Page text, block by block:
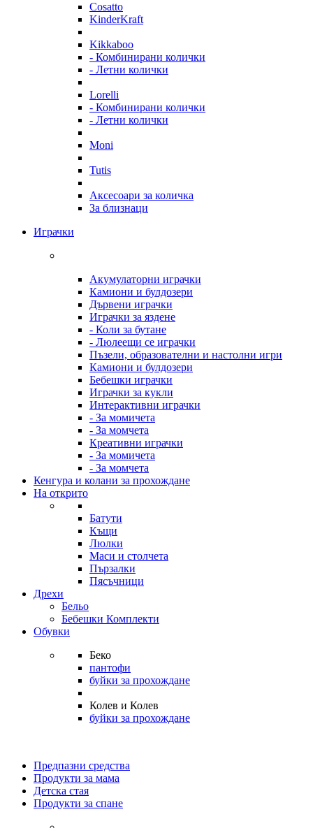
Cosatto
KinderKraft
Kikkaboo
- Комбинирани колички
- Летни колички
Lorelli
- Комбинирани колички
- Летни колички
Moni
Tutis
Аксесоари за количка
За близнаци
Играчки
Акумулаторни играчки
Камиони и булдозери
Дървени играчки
Играчки за яздене
- Коли за бутане
- Люлеещи се играчки
Пъзели, образователни и настолни игри
Камиони и булдозери
Бебешки играчки
Играчки за кукли
Интерактивни играчки
- За момичета
- За момчета
Креативни играчки
- За момичета
- За момчета
Кенгура и колани за прохождане
На открито
Батути
Къщи
Люлки
Маси и столчета
Пързалки
Пясъчници
Дрехи
Бельо
Бебешки Комплекти
Обувки
Беко
пантофи
буйки за прохождане
Колев и Колев
буйки за прохождане
Предпазни средства
Продукти за мама
Детска стая
Продукти за спане